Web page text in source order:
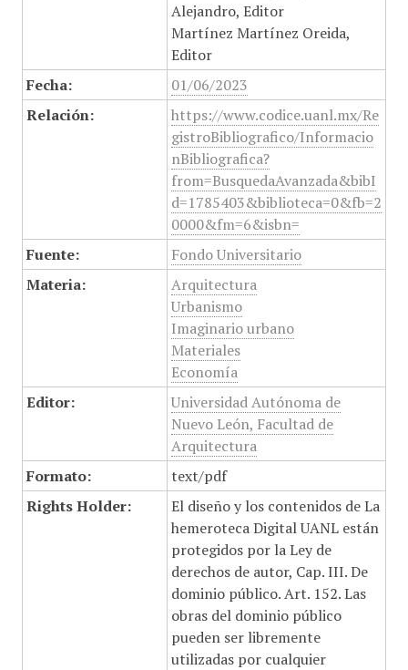
Alejandro, Editor
Martínez Martínez Oreida,
Editor
Fecha:
01/06/2023
Relación:
https://www.codice.uanl.mx/Re
gistroBibliografico/Informacio
nBibliografica?
from=BusquedaAvanzada&bibI
d=1785403&biblioteca=0&fb=2
0000&fm=6&isbn=
Fuente:
Fondo Universitario
Materia:
Arquitectura
Urbanismo
Imaginario urbano
Materiales
Economía
Editor:
Universidad Autónoma de
Nuevo León, Facultad de
Arquitectura
Formato:
text/pdf
Rights Holder:
El diseño y los contenidos de La
hemeroteca Digital UANL están
protegidos por la Ley de
derechos de autor, Cap. III. De
dominio público. Art. 152. Las
obras del dominio público
pueden ser libremente
utilizadas por cualquier